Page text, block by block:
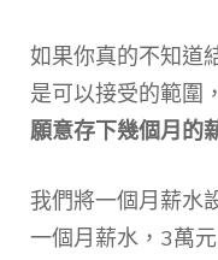
如果你真的不知道
是可以接受的範圍
願意存下幾個月的
我們將一個月薪水
一個月薪水，3萬